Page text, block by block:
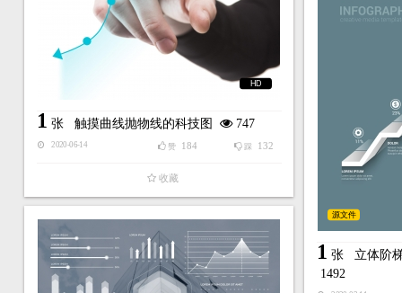
HD
1 张 触摸曲线抛物线的科技图 747
2020-06-14 踩 132
赞 184
收藏
源文件
1 张 立体阶
1492